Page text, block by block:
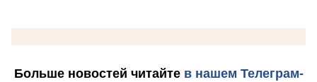
Больше новостей читайте в нашем Телеграм-